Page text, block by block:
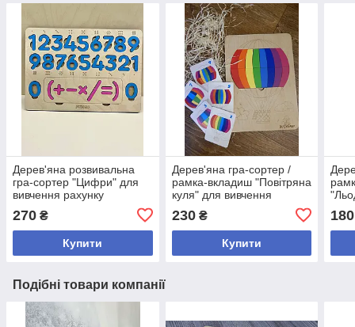
Дерев'яна розвивальна
гра-сортер "Цифри" для
вивчення рахунку
270 ₴
Купити
Дерев'яна гра-сортер /
рамка-вкладиш "Повітряна
куля" для вивчення
230₴
Купити
180
Подібні товари компанії